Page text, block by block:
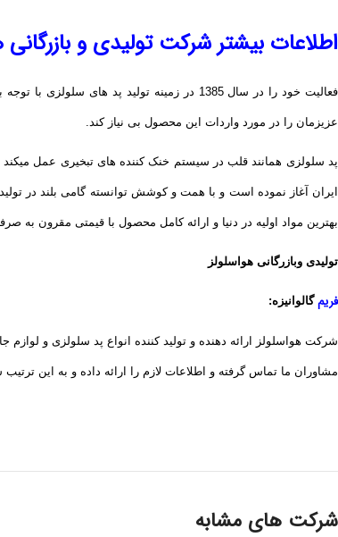
اطلاعات بیشتر شرکت تولیدی و بازرگانی
فعالیت خود را در سال 1385 در زمینه
عزیزمان را در مورد واردات این محصول بی نیاز کند.
ایران آغاز نموده است و با همت و کوشش توانسته گامی بلند در
بهترین مواد اولیه در دنیا و ارائه کامل محصول با قیمتی مقرون
تولیدی وبازرگانی هواسلولز
فریمگالوانیزه:
شرکت هواسلولز ارائه دهنده و تولید کننده انواع پد سلولزی و
مشاوران ما تماس گرفته و اطلاعات لازم را ارائه داده و به این
شرکت های مشابه